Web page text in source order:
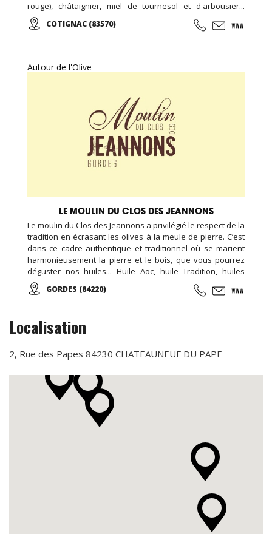
rouge), châtaignier, miel de tournesol et d'arbousier...
Gelée royale, essence de lavandin. Délicieux nougat et
pain d'épices, confiture de figues vertes... Ouvert toute
COTIGNAC (83570)
Autour de l'Olive
LE MOULIN DU CLOS DES JEANNONS
Le moulin du Clos des Jeannons a privilégié le respect de la
tradition en écrasant les olives à la meule de pierre. C’est
dans ce cadre authentique et traditionnel où se marient
harmonieusement la pierre et le bois, que vous pourrez
déguster nos huiles... Huile Aoc, huile Tradition, huiles
aromatisées, olives, tapenades et artisanat de qualité.
GORDES (84220)
Localisation
2, Rue des Papes 84230 CHATEAUNEUF DU PAPE